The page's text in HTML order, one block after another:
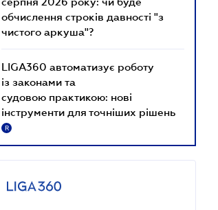
обчислення строків давності "з
чистого аркуша"?
LIGA360 автоматизує роботу
із законами та
судовою практикою: нові
інструменти для точніших рішень
R